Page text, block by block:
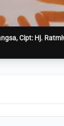
Cipt: Hj.